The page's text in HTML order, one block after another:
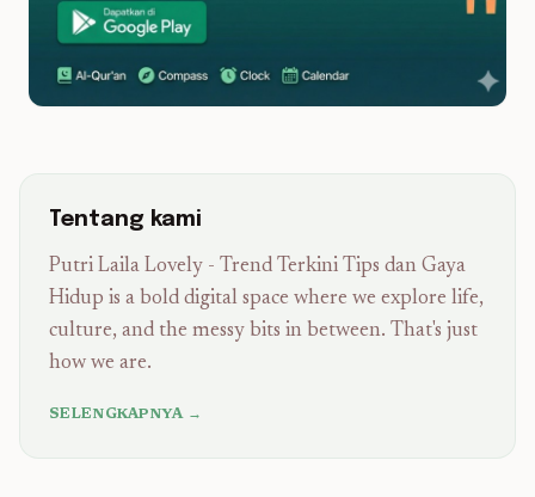
Tentang kami
Putri Laila Lovely - Trend Terkini Tips dan Gaya
Hidup is a bold digital space where we explore life,
culture, and the messy bits in between. That's just
how we are.
SELENGKAPNYA →